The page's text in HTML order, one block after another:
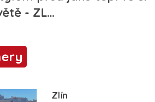
Zlín